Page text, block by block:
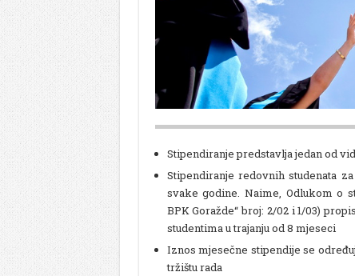
Stipendiranje predstavlja jedan od
Stipendiranje redovnih studenata
svake godine. Naime, Odlukom o
BPK Goražde“ broj: 2/02 i 1/03)
studentima u trajanju od 8 mjeseci
Iznos mjesečne stipendije se
tržištu rada